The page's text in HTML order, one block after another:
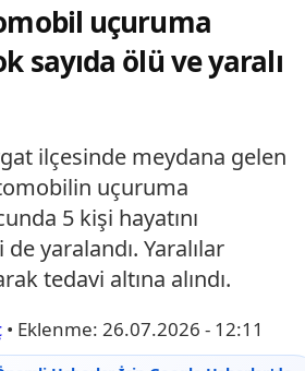
uçuruma
sayıda ölü ve yaralı
ilçesinde meydana gelen
uçuruma
5 kişi hayatını
yaralandı. Yaralılar
tedavi altına alındı.
• Eklenme: 26.07.2026 - 12:11